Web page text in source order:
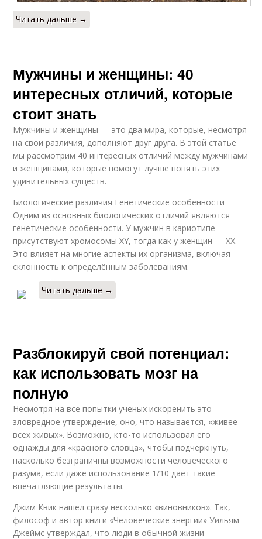
Читать дальше →
Мужчины и женщины: 40
интересных отличий, которые
стоит знать
Мужчины и женщины — это два мира, которые, несмотря
на свои различия, дополняют друг друга. В этой статье
мы рассмотрим 40 интересных отличий между мужчинами
и женщинами, которые помогут лучше понять этих
удивительных существ.
Биологические различия Генетические особенности
Одним из основных биологических отличий являются
генетические особенности. У мужчин в кариотипе
присутствуют хромосомы XY, тогда как у женщин — XX.
Это влияет на многие аспекты их организма, включая
склонность к определённым заболеваниям.
Читать дальше →
Разблокируй свой потенциал:
как использовать мозг на
полную
Несмотря на все попытки ученых искоренить это
зловредное утверждение, оно, что называется, «живее
всех живых». Возможно, кто-то использовал его
однажды для «красного словца», чтобы подчеркнуть,
насколько безграничны возможности человеческого
разума, если даже использование 1/10 дает такие
впечатляющие результаты.
Джим Квик нашел сразу несколько «виновников». Так,
философ и автор книги «Человеческие энергии» Уильям
Джеймс утверждал, что люди в обычной жизни